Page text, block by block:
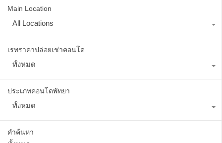
Main Location
All Locations
เรทราคาปล่อยเช่าคอนโด
ทั้งหมด
ประเภทคอนโดพัทยา
ทั้งหมด
คำค้นหา